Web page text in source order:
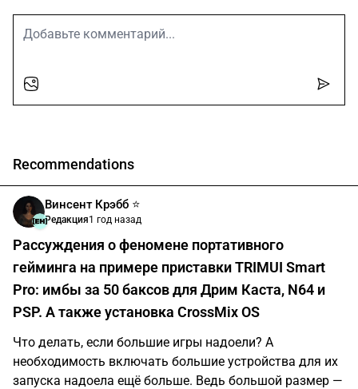
Recommendations
Винсент Крэбб ⭐️
Редакция1 год назад
Рассуждения о феномене портативного
гейминга на примере приставки TRIMUI Smart
Pro: имбы за 50 баксов для Дрим Каста, N64 и
PSP. А также установка СrossMix OS
Что делать, если большие игры надоели? А
необходимость включать большие устройства для их
запуска надоела ещё больше. Ведь большой размер —